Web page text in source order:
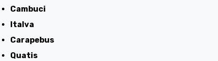
Cambuci
Italva
Carapebus
Quatis